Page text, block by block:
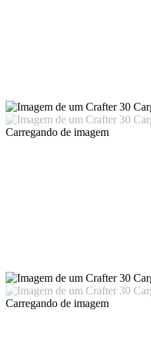
Carregando de imagem
Carregando de imagem